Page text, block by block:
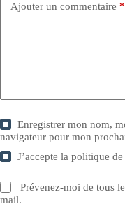
Ajouter un commentaire *
Enregistrer mon nom,
navigateur pour mon
J’accepte lapolitique
Prévenez-moi de tous
mail.